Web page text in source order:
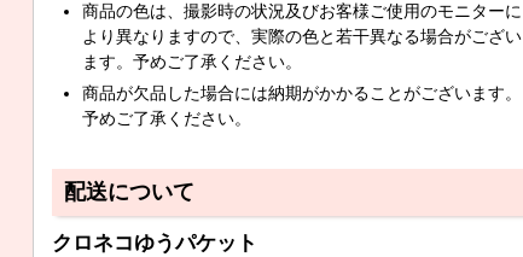
商品の色は、撮影時の状況及びお客様ご使用のモニターに
より異なりますので、実際の色と若干異なる場合がござい
ます。予めご了承ください。
商品が欠品した場合には納期がかかることがございます。
予めご了承ください。
配送について
クロネコゆうパケット